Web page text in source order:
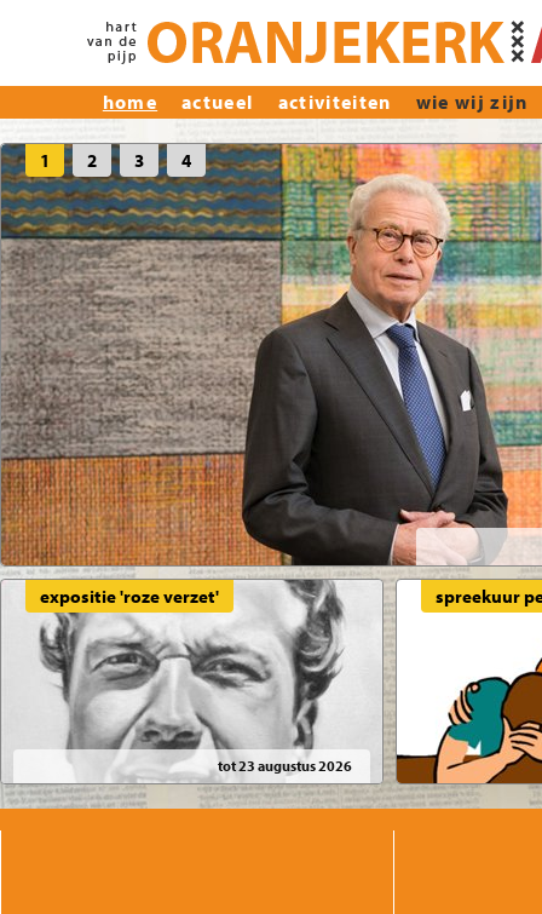
home actueel activiteiten wie wij zijn
1 2 3 4
expositie 'roze verzet'
tot 23 augustus 2026
spreekuur